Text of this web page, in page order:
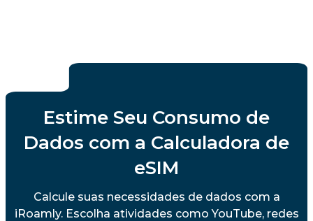
Estime Seu Consumo de
Dados com a Calculadora de
eSIM
Calcule suas necessidades de dados com a
iRoamly. Escolha atividades como YouTube, redes